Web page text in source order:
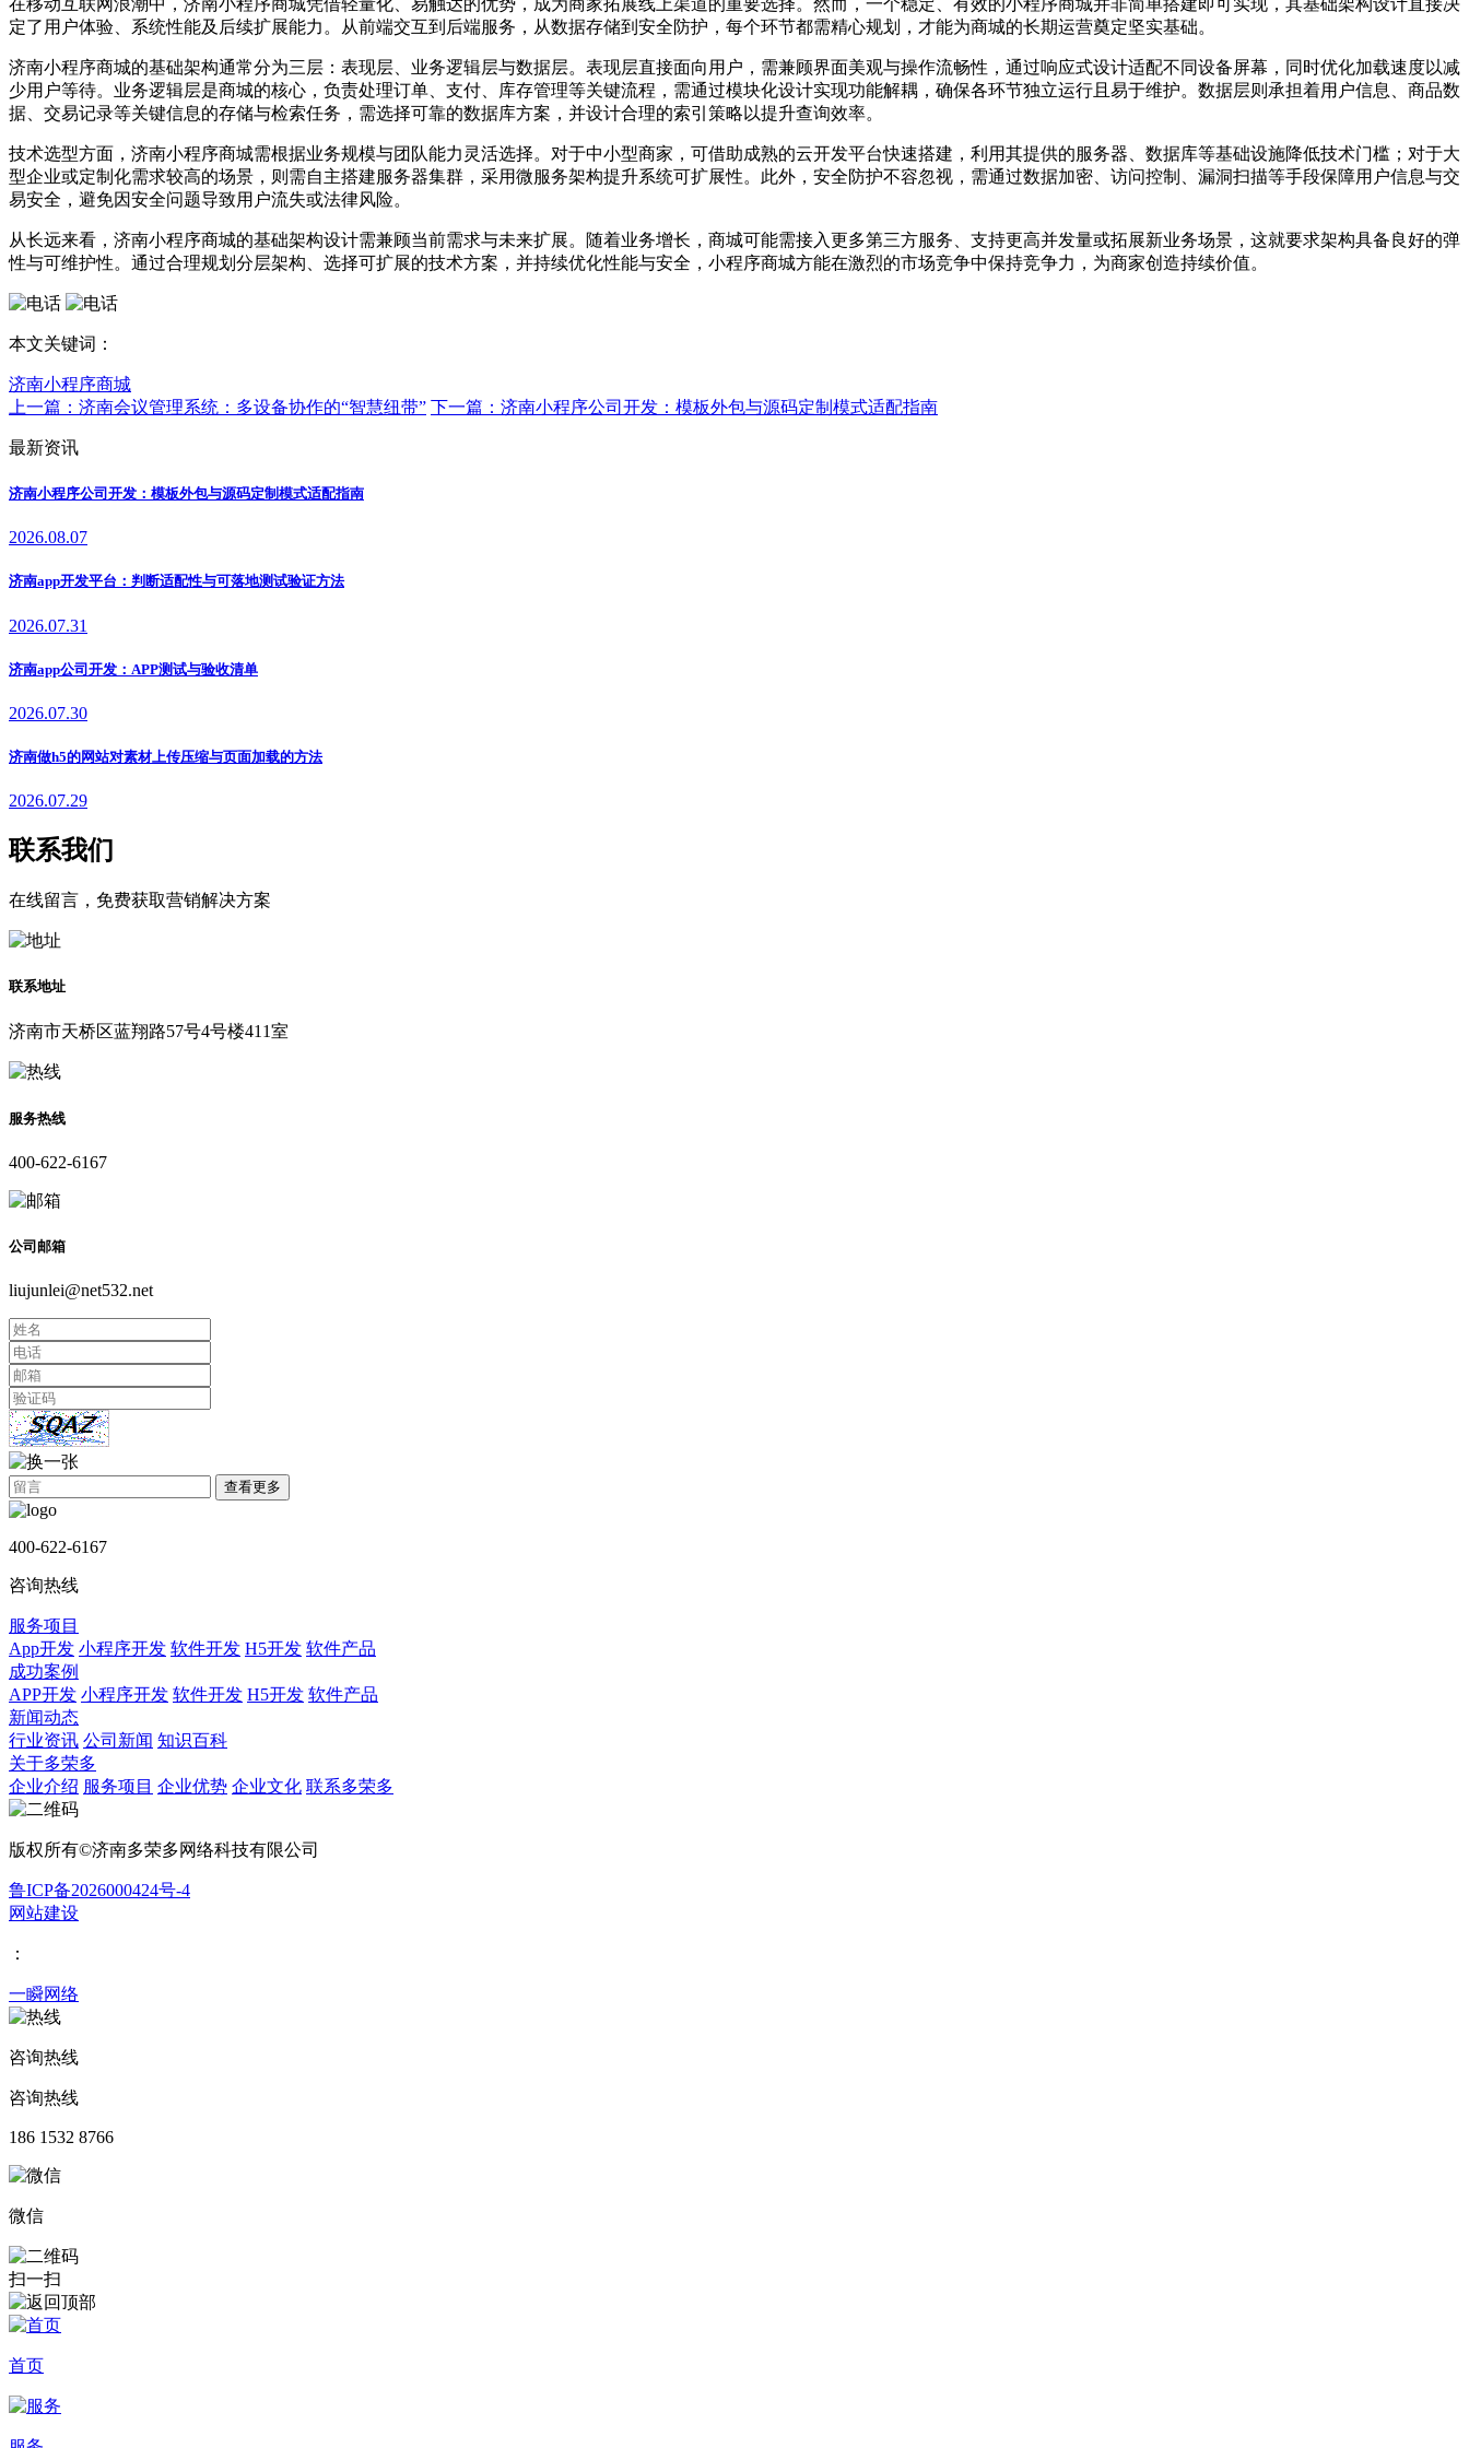
定了用户体验、系统性能及后续扩展能力。从前端交互到后端服务，从数据存储到安全防护，每个环节都需精心规划，才能为商城的长期运营奠定坚实基础。
济南小程序商城的基础架构通常分为三层：表现层、业务逻辑层与数据层。表现层直接面向用户，需兼顾界面美观与操作流畅性，通过响应式设计适配不同设备屏幕，同时优化加载速度以减
少用户等待。业务逻辑层是商城的核心，负责处理订单、支付、库存管理等关键流程，需通过模块化设计实现功能解耦，确保各环节独立运行且易于维护。数据层则承担着用户信息、商品数
据、交易记录等关键信息的存储与检索任务，需选择可靠的数据库方案，并设计合理的索引策略以提升查询效率。
技术选型方面，济南小程序商城需根据业务规模与团队能力灵活选择。对于中小型商家，可借助成熟的云开发平台快速搭建，利用其提供的服务器、数据库等基础设施降低技术门槛；对于大
型企业或定制化需求较高的场景，则需自主搭建服务器集群，采用微服务架构提升系统可扩展性。此外，安全防护不容忽视，需通过数据加密、访问控制、漏洞扫描等手段保障用户信息与交
易安全，避免因安全问题导致用户流失或法律风险。
从长远来看，济南小程序商城的基础架构设计需兼顾当前需求与未来扩展。随着业务增长，商城可能需接入更多第三方服务、支持更高并发量或拓展新业务场景，这就要求架构具备良好的弹
性与可维护性。通过合理规划分层架构、选择可扩展的技术方案，并持续优化性能与安全，小程序商城方能在激烈的市场竞争中保持竞争力，为商家创造持续价值。
本文关键词：
济南小程序商城
上一篇：济南会议管理系统：多设备协作的“智慧纽带” 下一篇：济南小程序公司开发：模板外包与源码定制模式适配指南
最新资讯
济南小程序公司开发：模板外包与源码定制模式适配指南
2026.08.07
济南app开发平台：判断适配性与可落地测试验证方法
2026.07.31
济南app公司开发：APP测试与验收清单
2026.07.30
济南做h5的网站对素材上传压缩与页面加载的方法
2026.07.29
联系我们
在线留言，免费获取营销解决方案
联系地址
济南市天桥区蓝翔路57号4号楼411室
服务热线
400-622-6167
公司邮箱
liujunlei@net532.net
查看更多
400-622-6167
咨询热线
服务项目
App开发 小程序开发 软件开发 H5开发 软件产品
成功案例
APP开发 小程序开发 软件开发 H5开发 软件产品
新闻动态
行业资讯 公司新闻 知识百科
关于多荣多
企业介绍 服务项目 企业优势 企业文化 联系多荣多
版权所有©济南多荣多网络科技有限公司
鲁ICP备2026000424号-4
网站建设
：
一瞬网络
咨询热线
咨询热线
186 1532 8766
微信
扫一扫
首页